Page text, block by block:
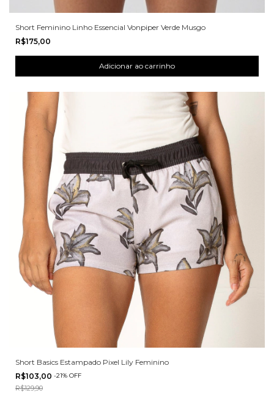
Short Feminino Linho Essencial Vonpiper Verde Musgo
R$175,00
Short Basics Estampado Pixel Lily Feminino
R$103,00 -21% OFF
R$129,90